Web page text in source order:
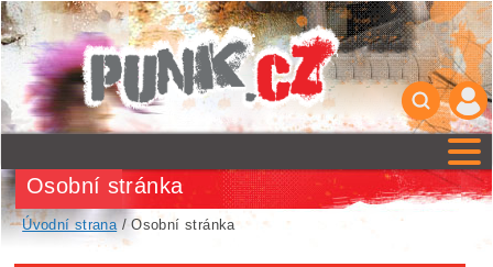
Osobní stránka
Úvodní strana/ Osobní stránka